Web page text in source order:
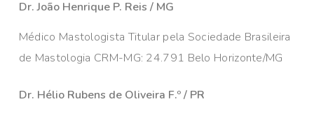
Dr. João Henrique P. Reis / MG
Médico Mastologista Titular pela Sociedade Brasileira
de Mastologia CRM-MG: 24.791 Belo Horizonte/MG
Dr. Hélio Rubens de Oliveira F.º / PR